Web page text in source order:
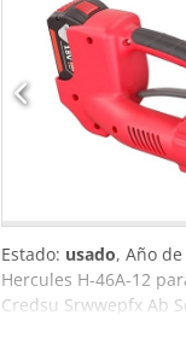
Estado: usado, Año
Hercules H-46A-12
Credsu Srwwepfx Ab
carga, transporte